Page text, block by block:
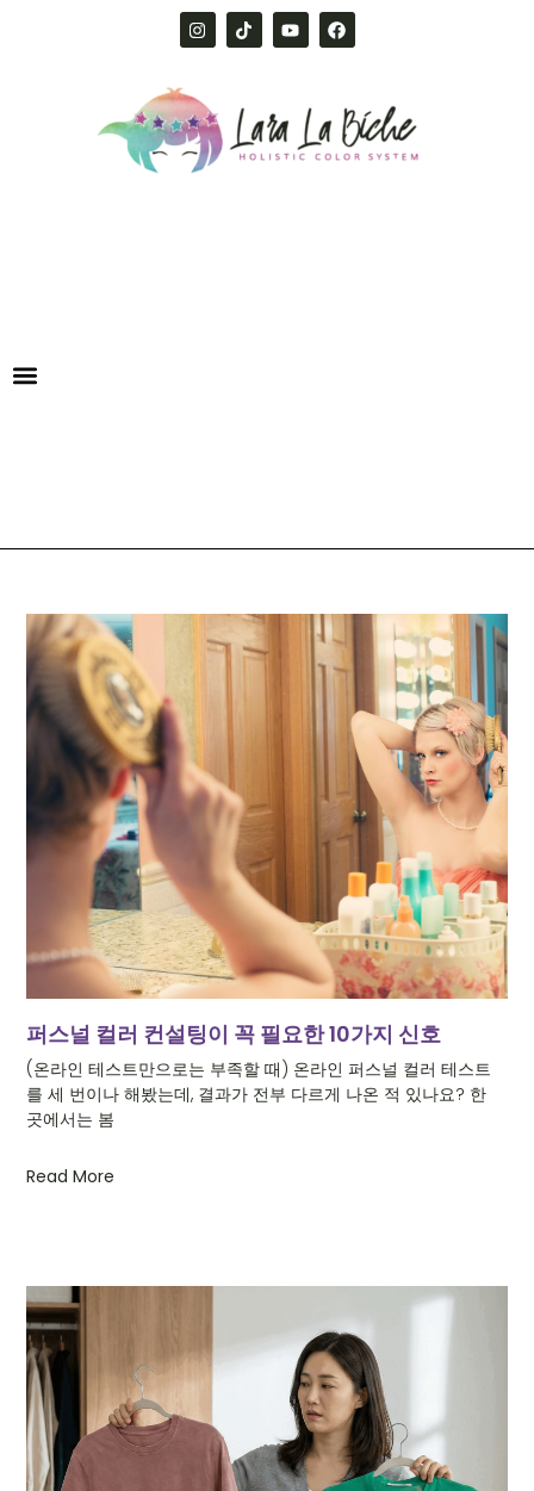
퍼스널 컬러 컨설팅이 꼭 필요한 10가지 신호
(온라인 테스트만으로는 부족할 때) 온라인 퍼스널 컬러 테스트
를 세 번이나 해봤는데, 결과가 전부 다르게 나온 적 있나요? 한
곳에서는 봄
Read More